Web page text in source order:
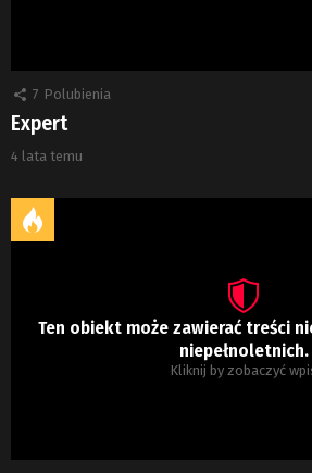
7 Polubienia
Expert
4 lata temu
Ten obiekt może zawierać treści
niepełnoletnich.
Kliknij by zobaczyć